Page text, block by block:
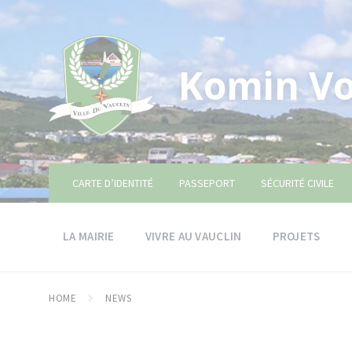
Komin
CARTE D’IDENTITÉ PASSEPORT SÉCURITÉ CIVILE
LA MAIRIE VIVRE AU VAUCLIN PROJETS
HOME NEWS